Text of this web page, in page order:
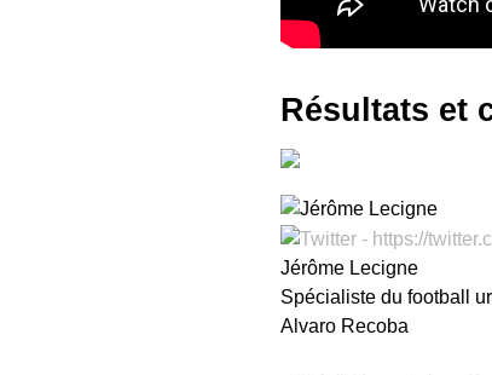
Résultats et
Jérôme Lecigne
Spécialiste du football
Alvaro Recoba